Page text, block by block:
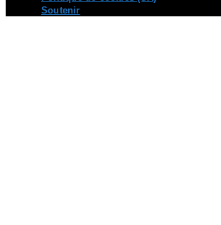
Soutenir